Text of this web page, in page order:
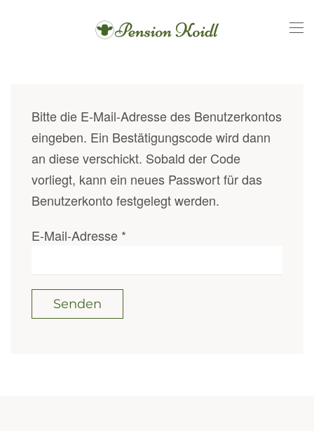
Bitte die E-Mail-Adresse des Benutzerkontos
eingeben. Ein Bestätigungscode wird dann
an diese verschickt. Sobald der Code
vorliegt, kann ein neues Passwort für das
Benutzerkonto festgelegt werden.
E-Mail-Adresse *
Senden